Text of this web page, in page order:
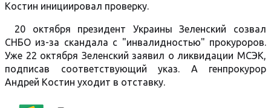
Костин инициировал проверку.
20 октября президент Украины Зеленский созвал
СНБО из-за скандала с "инвалидностью" прокуроров.
Уже 22 октября Зеленский заявил о ликвидации МСЭК,
подписав соответствующий указ. А генпрокурор
Андрей Костин уходит в отставку.